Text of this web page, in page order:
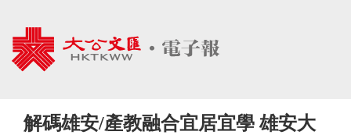
解碼雄安/產教融合宜居宜學 雄安大